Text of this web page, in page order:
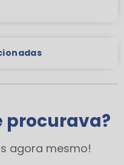
procurava?
agora mesmo!